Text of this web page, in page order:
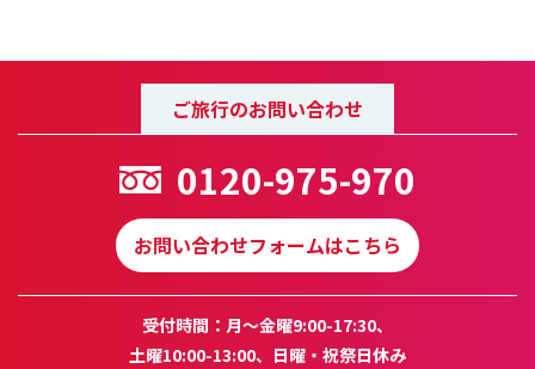
ご旅行のお問い合わせ
0120-975-970
お問い合わせフォームはこちら
受付時間：月～金曜9:00-17:30、
土曜10:00-13:00、日曜・祝祭日休み